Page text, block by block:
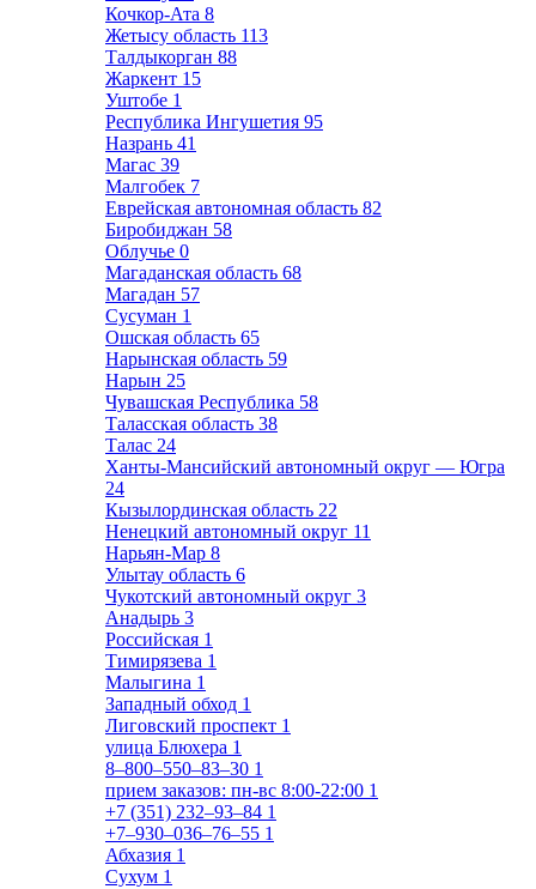
Кочкор-Ата 8
Жетысу область 113
Талдыкорган 88
Жаркент 15
Уштобе 1
Республика Ингушетия 95
Назрань 41
Магас 39
Малгобек 7
Еврейская автономная область 82
Биробиджан 58
Облучье 0
Магаданская область 68
Магадан 57
Сусуман 1
Ошская область 65
Нарынская область 59
Нарын 25
Чувашская Республика 58
Таласская область 38
Талас 24
Ханты-Мансийский автономный округ — Югра
24
Кызылординская область 22
Ненецкий автономный округ 11
Нарьян-Мар 8
Улытау область 6
Чукотский автономный округ 3
Анадырь 3
Российская 1
Тимирязева 1
Малыгина 1
Западный обход 1
Лиговский проспект 1
улица Блюхера 1
8‒800‒550‒83‒30 1
прием заказов: пн-вс 8:00-22:00 1
+7 (351) 232‒93‒84 1
+7‒930‒036‒76‒55 1
Абхазия 1
Сухум 1